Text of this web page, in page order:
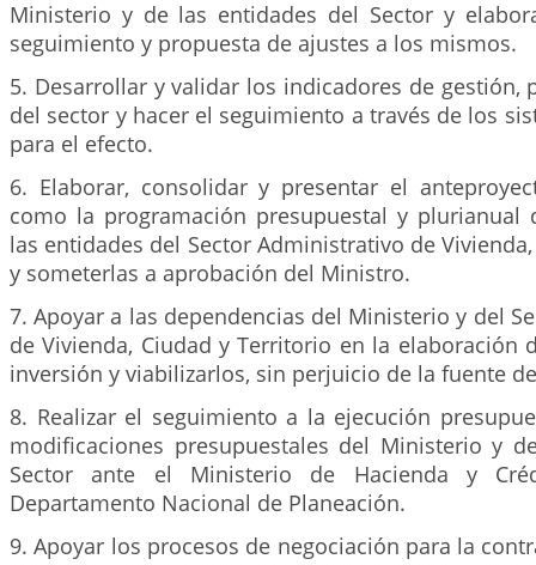
Ministerio y de las entidades del Sector y
seguimiento y propuesta de ajustes a los mismos.
5. Desarrollar y validar los indicadores de gestión,
del sector y hacer el seguimiento a través de los
para el efecto.
6. Elaborar, consolidar y presentar el
como la programación presupuestal y plurianual
las entidades del Sector Administrativo de
y someterlas a aprobación del Ministro.
7. Apoyar a las dependencias del Ministerio y del
de Vivienda, Ciudad y Territorio en la elaboración
inversión y viabilizarlos, sin perjuicio de la fuente
8. Realizar el seguimiento a la ejecución
modificaciones presupuestales del Ministerio y
Sector ante el Ministerio de Hacienda y
Departamento Nacional de Planeación.
9. Apoyar los procesos de negociación para la